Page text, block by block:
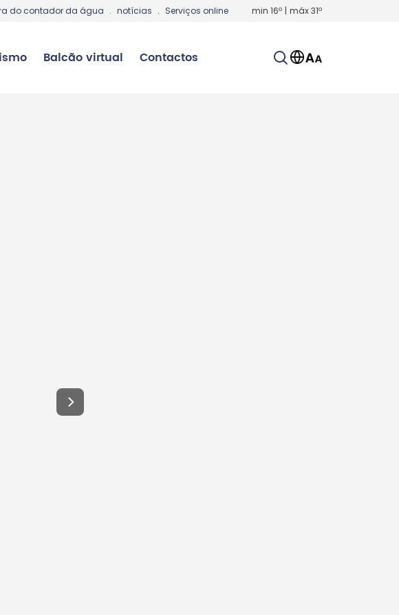
do contador da água . notícias . Serviços online min 16º | máx31º
Balcão virtual Contactos